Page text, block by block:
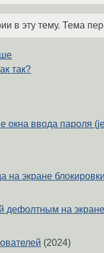
в эту тему. Тема
так?
окна ввода пароля
на экране
дефолтным на
(2024)